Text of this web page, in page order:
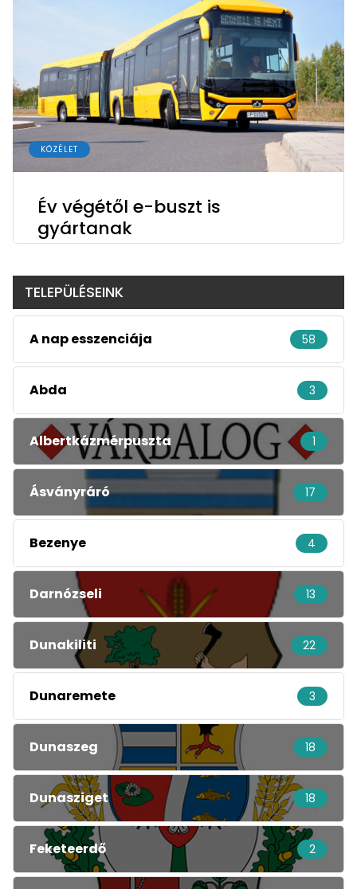
KÖZÉLET
Év végétől e-buszt is
gyártanak
TELEPÜLÉSEINK
A nap esszenciája 58
Abda 3
Albertkázmérpuszta 1
Ásványráró 17
Bezenye 4
Darnózseli 13
Dunakiliti 22
Dunaremete 3
Dunaszeg 18
Dunasziget 18
Feketeerdő 2